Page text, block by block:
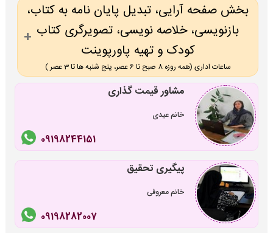
بخش صفحه آرایی، تبدیل پایان نامه به کتاب،
بازنویسی، خلاصه نویسی، تصویرگری کتاب
کودک و تهیه پاورپوینت
ساعات اداری (همه روزه 8 صبح تا 6 عصر، پنج شنبه ها تا 3 عصر )
مشاور قیمت گذاری
خانم عیدی
09198244151
پیگیری تحقیق
خانم معروفی
09198282007